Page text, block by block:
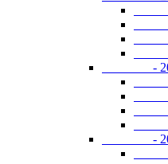
-
-
-
-
-
-
-
-
-
-
-